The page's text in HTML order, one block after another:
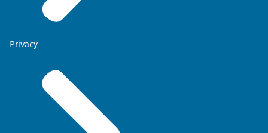
Privacy